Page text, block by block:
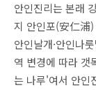
안인진리는 본래
지 안인포(安仁浦
안인날개·안인나
역 변경에 따라 갯
는 나루'여서 안인